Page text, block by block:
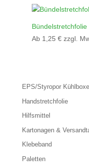
Ab 1,25 € zzgl.
EPS/Styropor
Handstretchfolie
Hilfsmittel
Kartonagen &
Klebeband
Paletten